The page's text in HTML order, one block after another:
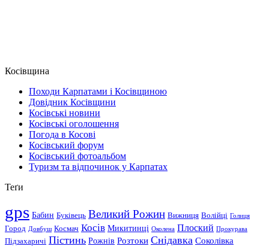
Косівщина
Походи Карпатами і Косівщиною
Довідник Косівщини
Косівські новини
Косівські оголошення
Погода в Косові
Косівський форум
Косівський фотоальбом
Туризм та відпочинок у Карпатах
Теґи
gps Бабин Буківець Великий Рожин Вижниця Волійці Голиця
Город Довбуш Космач Косів Микитинці Околена Плоский Прокурава
Підзахаричі Пістинь Рожнів Розтоки Снідавка Соколівка